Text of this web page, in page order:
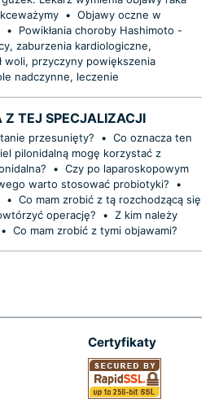
• Objawy oczne w
•
Powikłania choroby Hashimoto -
zaburzenia kardiologiczne,
woli, przyczyny powiększenia
nadczynne, leczenie
TEJ SPECJALIZACJI
przesunięty? • Co oznacza ten
pilonidalną mogę korzystać z
• Czy po laparoskopowym
warto stosować probiotyki?
•
• Co mam zrobić z tą rozchodzącą się
operację? • Z kim należy
• Co mam zrobić z tymi objawami?
Certyfikaty